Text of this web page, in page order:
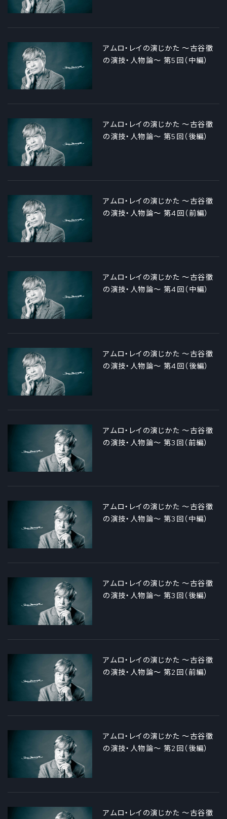
アムロ・レイの演じかた ～古谷徹
の演技・人物論～ 第5回（中編）
アムロ・レイの演じかた ～古谷徹
の演技・人物論～ 第5回（後編）
アムロ・レイの演じかた ～古谷徹
の演技・人物論～ 第4回（前編）
アムロ・レイの演じかた ～古谷徹
の演技・人物論～ 第4回（中編）
アムロ・レイの演じかた ～古谷徹
の演技・人物論～ 第4回（後編）
アムロ・レイの演じかた ～古谷徹
の演技・人物論～ 第3回（前編）
アムロ・レイの演じかた ～古谷徹
の演技・人物論～ 第3回（中編）
アムロ・レイの演じかた ～古谷徹
の演技・人物論～ 第3回（後編）
アムロ・レイの演じかた ～古谷徹
の演技・人物論～ 第2回（前編）
アムロ・レイの演じかた ～古谷徹
の演技・人物論～ 第2回（後編）
アムロ・レイの演じかた ～古谷徹